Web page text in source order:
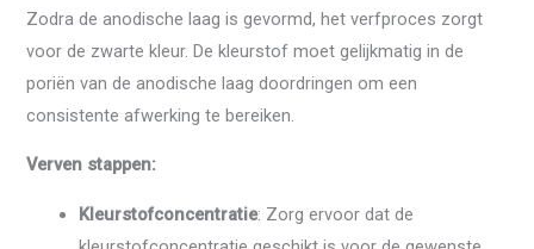
Zodra de anodische laag is gevormd, het verfproces zorgt
voor de zwarte kleur. De kleurstof moet gelijkmatig in de
poriën van de anodische laag doordringen om een ​​
consistente afwerking te bereiken.
Verven stappen:
Kleurstofconcentratie: Zorg ervoor dat de